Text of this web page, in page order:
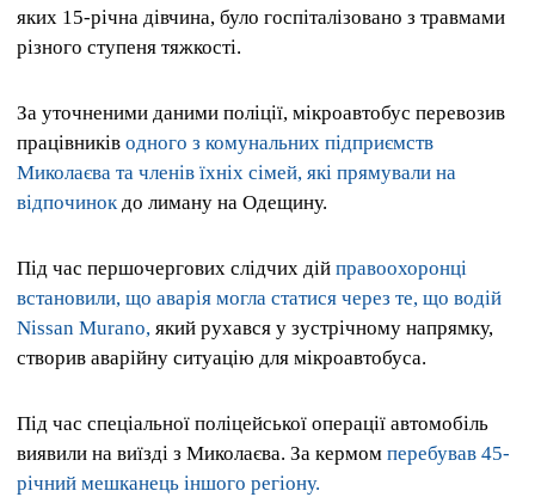
яких 15-річна дівчина, було госпіталізовано з травмами
різного ступеня тяжкості.
За уточненими даними поліції, мікроавтобус перевозив
працівників одного з комунальних підприємств
Миколаєва та членів їхніх сімей, які прямували на
відпочинокдо лиману на Одещину.
Під час першочергових слідчих дій правоохоронці
встановили, що аварія могла статися через те, що водій
Nissan Murano, який рухався у зустрічному напрямку,
створив аварійну ситуацію для мікроавтобуса.
Під час спеціальної поліцейської операції автомобіль
виявили на виїзді з Миколаєва. За кермом перебував 45-
річний мешканець іншого регіону.